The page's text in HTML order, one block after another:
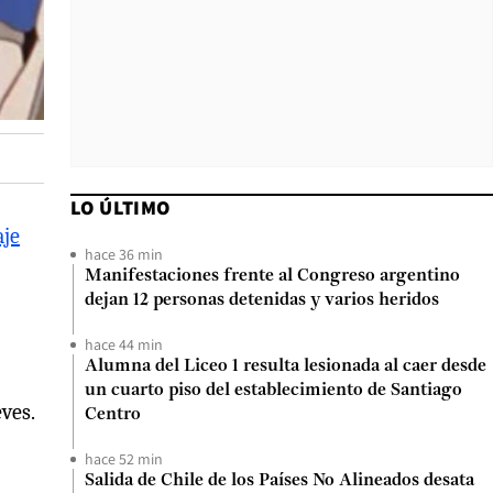
LO ÚLTIMO
hace 36 min
Manifestaciones frente al Congreso argentino
dejan 12 personas detenidas y varios heridos
hace 44 min
Alumna del Liceo 1 resulta lesionada al caer desde
un cuarto piso del establecimiento de Santiago
Centro
hace 52 min
Salida de Chile de los Países No Alineados desata